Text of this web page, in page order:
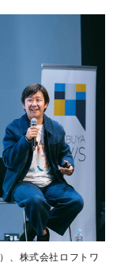
、株式会社ロフトワ